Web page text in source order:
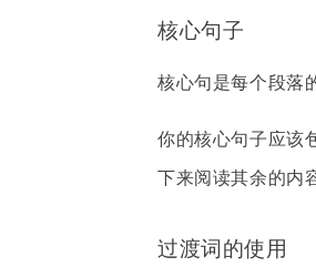
核心句子
核心句是每个段落
你的核心句子应该
下来阅读其余的内
过渡词的使用